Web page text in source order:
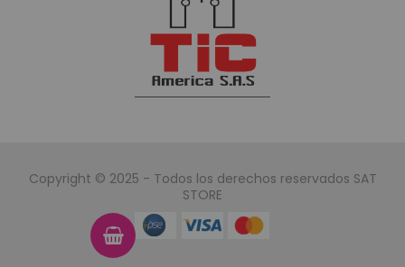
Copyright © 2025 - Todos los derechos reservados SAT
STORE